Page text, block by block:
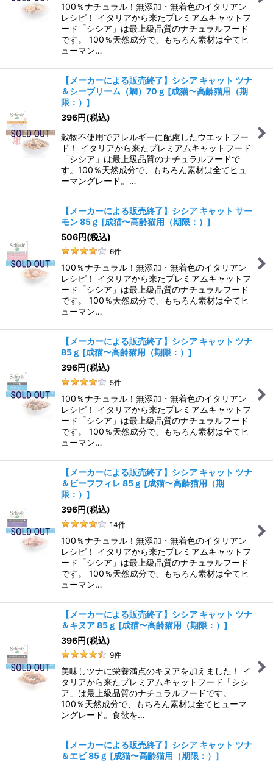
100％ナチュラル！無添加・無着色のイタリアン
レシピ！ イタリアから来たプレミアムキャットフ
ード「シシア」は最上級品質のナチュラルフード
です。 100％天然成分で、もちろん素材は全てヒ
ューマン…
【メーカーによる販売終了】シシア キャット ツナ
＆シーブリーム（鯛）70ｇ [成猫〜高齢猫用（期
限：） ]
396円(税込)
穀物不使用でアレルギーに配慮したウエットフー
ド！ イタリアから来たプレミアムキャットフード
「シシア」は最上級品質のナチュラルフードで
す。100％天然成分で、もちろん素材は全てヒュ
ーマングレード。…
【メーカーによる販売終了】シシア キャット サー
モン 85ｇ [成猫〜高齢猫用（期限：） ]
506円(税込)
6件
100％ナチュラル！無添加・無着色のイタリアン
レシピ！ イタリアから来たプレミアムキャットフ
ード「シシア」は最上級品質のナチュラルフード
です。 100％天然成分で、もちろん素材は全てヒ
ューマン…
【メーカーによる販売終了】シシア キャット ツナ
85ｇ [成猫〜高齢猫用（期限：） ]
396円(税込)
5件
100％ナチュラル！無添加・無着色のイタリアン
レシピ！ イタリアから来たプレミアムキャットフ
ード「シシア」は最上級品質のナチュラルフード
です。 100％天然成分で、もちろん素材は全てヒ
ューマン…
【メーカーによる販売終了】シシア キャット ツナ
＆ビーフフィレ 85ｇ [成猫〜高齢猫用（期
限：） ]
396円(税込)
14件
100％ナチュラル！無添加・無着色のイタリアン
レシピ！ イタリアから来たプレミアムキャットフ
ード「シシア」は最上級品質のナチュラルフード
です。 100％天然成分で、もちろん素材は全てヒ
ューマン…
【メーカーによる販売終了】シシア キャット ツナ
＆キヌア 85ｇ [成猫〜高齢猫用（期限：） ]
396円(税込)
9件
美味しツナに栄養満点のキヌアを加えました！ イ
タリアから来たプレミアムキャットフード「シシ
ア」は最上級品質のナチュラルフードです。
100％天然成分で、もちろん素材は全てヒューマ
ングレード。食欲を…
【メーカーによる販売終了】シシア キャット ツナ
＆エビ 85ｇ [成猫〜高齢猫用（期限：） ]